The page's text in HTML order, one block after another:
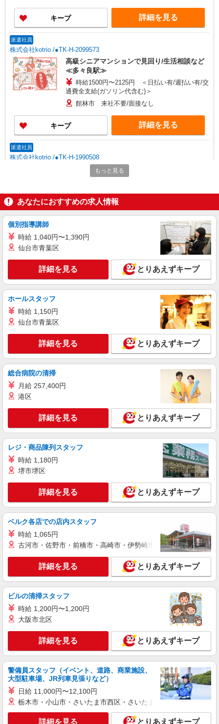
キープ 詳細を見る
派遣社員
株式会社kotrio /●TK-H-2099573
高級シニアマンションで見回り/生活相談など
≪多々良駅≫
時給1500円〜2125円 ＜日払い有/週払い有/交
通費全支給(ガソリン代含む)＞
館林市 来社不要/面接なし
キープ 詳細を見る
派遣社員
株式会社kotrio /●TK-H-1990508
＜館林駅＞障がい者支援員募集！≪面接なし
≫≪週3日OK≫
通費全支給(ガソリン代含む)＞
館林市 ◆来社不要/面接なし
キープ 詳細を見る
株式会社kotrio /●TK-H-2099579
高級シニアマンションで見回り/生活相談など
≪成島駅≫
時給1500円〜2125円 ＜日払い有/週払い有/交
キープ 詳細を見る
株式会社kotrio /●TK-H-1954815
館林駅＊20代〜50代の子育て世代活躍中！障
時給1500円〜2125円 ＜日払い有/週払い有/交
通費全支給(ガソリン代含む)＞
館林市 ◆来社不要/面接なし
キープ 詳細を見る
派遣社員
高級シニアマンションで見回り/生活相談など
≪館林駅≫
時給1500円〜2125円 ＜日払い有/週払い有/交
通費全支給(ガソリン代含む)＞
キープ 詳細を見る
派遣社員
株式会社kotrio /●TK-H-2099715
多々良駅★チームで動くお仕事◎研修充実の障
がいデイ♪
時給1500円〜2125円 ＜日払い有/週払い有/交
館林市日向町
キープ 詳細を見る
もっと見る
あなたにおすすめの求人情報
個別指導講師
時給 1,040円〜1,390円
仙台市青葉区
詳細を見る とりあえずキープ
ホールスタッフ
時給 1,150円
仙台市青葉区
詳細を見る とりあえずキープ
総合病院の清掃
月給 257,400円
港区
詳細を見る とりあえずキープ
レジ・商品陳列スタッフ
時給 1,180円
堺市堺区
詳細を見る とりあえずキープ
ベルク各店での店内スタッフ
時給 1,065円
古河市・佐野市・前橋市・高崎市・伊勢崎市・太田市・館林市
詳細を見る とりあえずキープ
ビルの清掃スタッフ
時給 1,200円〜1,200円
大阪市北区
詳細を見る とりあえずキープ
警備員スタッフ（イベント、道路、商業施設、
大型駐車場、JR列車見張りなど）
日給 11,000円〜12,100円
栃木市・小山市・さいたま市西区・さいたま市岩槻区・久喜市・
詳細を見る とりあえずキープ